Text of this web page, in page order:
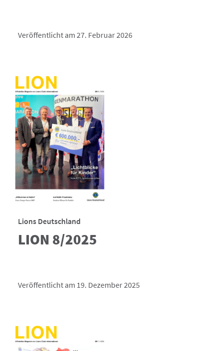
Veröffentlicht am 27. Februar 2026
Lions Deutschland
LION 8/2025
Veröffentlicht am 19. Dezember 2025